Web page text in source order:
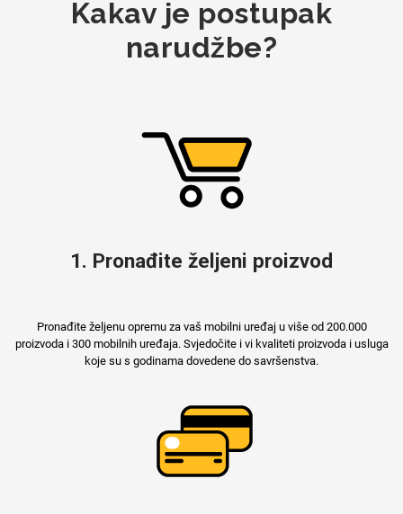
Kakav je postupak
narudžbe?
1. Pronađite željeni proizvod
Pronađite željenu opremu za vaš mobilni uređaj u više od 200.000
proizvoda i 300 mobilnih uređaja. Svjedočite i vi kvaliteti proizvoda i usluga
koje su s godinama dovedene do savršenstva.